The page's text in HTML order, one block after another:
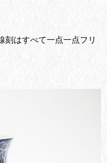
刻はすべて一点一点フリ